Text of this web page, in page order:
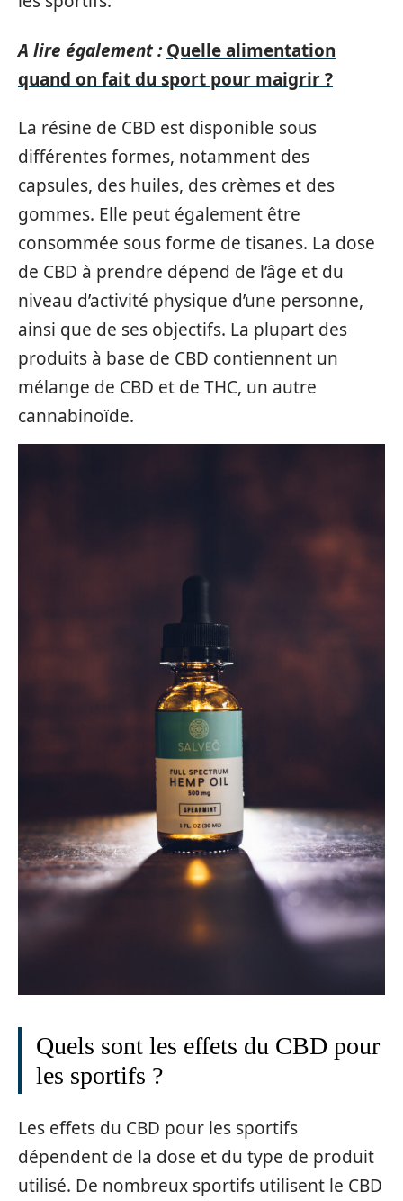
A lire également : Quelle alimentation
quand on fait du sport pour maigrir ?
La résine de CBD est disponible sous
différentes formes, notamment des
capsules, des huiles, des crèmes et des
gommes. Elle peut également être
consommée sous forme de tisanes. La dose
de CBD à prendre dépend de l’âge et du
niveau d’activité physique d’une personne,
ainsi que de ses objectifs. La plupart des
produits à base de CBD contiennent un
mélange de CBD et de THC, un autre
cannabinoïde.
Quels sont les effets du CBD pour
les sportifs ?
Les effets du CBD pour les sportifs
dépendent de la dose et du type de produit
utilisé. De nombreux sportifs utilisent le CBD